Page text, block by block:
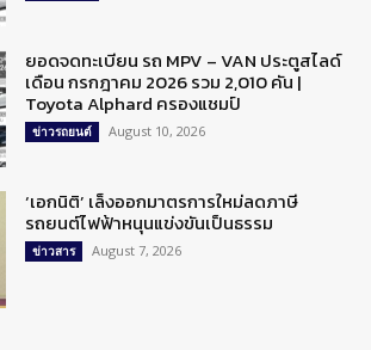
ยอดจดทะเบียน รถ MPV – VAN ประตูสไลด์
เดือน กรกฎาคม 2026 รวม 2,010 คัน |
Toyota Alphard ครองแชมป์
ข่าวรถยนต์ August 10, 2026
‘เอกนิติ’ เล็งออกมาตรการใหม่ลดภาษี
รถยนต์ไฟฟ้าหนุนแข่งขันเป็นธรรม
ข่าวสาร August 7, 2026